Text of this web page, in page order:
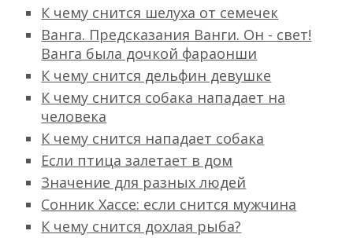
К чему снится шелуха от семечек
Ванга. Предсказания Ванги. Он - свет!
Ванга была дочкой фараонши
К чему снится дельфин девушке
К чему снится собака нападает на
человека
К чему снится нападает собака
Если птица залетает в дом
Значение для разных людей
Сонник Хассе: если снится мужчина
К чему снится дохлая рыба?